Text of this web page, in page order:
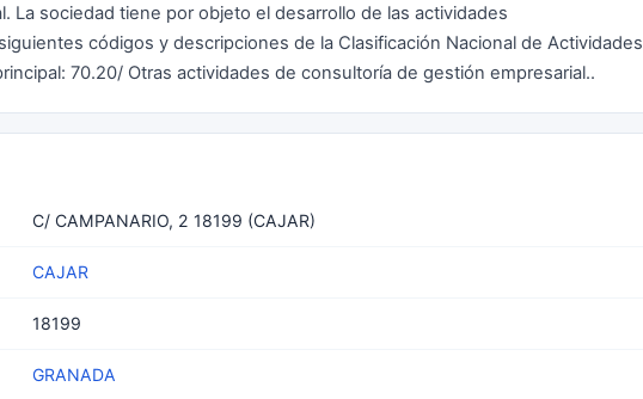
La sociedad tiene por objeto el desarrollo de las actividades
códigos y descripciones de la Clasificación Nacional de Actividades
70.20/ Otras actividades de consultoría de gestión empresarial..
C/ CAMPANARIO, 2 18199 (CAJAR)
CAJAR
18199
GRANADA